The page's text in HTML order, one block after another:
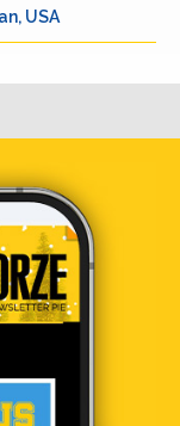
USA